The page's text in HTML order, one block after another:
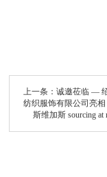
上一条： 诚邀莅临 —
纺织服饰有限公司亮相
斯维加斯 sourcing at